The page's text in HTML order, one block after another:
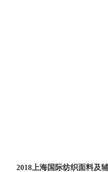
2018上海国际纺织面料及